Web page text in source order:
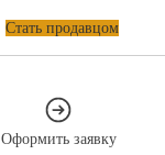
Стать продавцом
Оформить заявку